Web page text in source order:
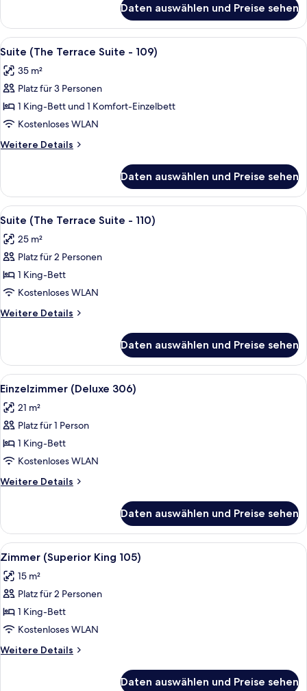
anzeigen
(The
Terrace
Suite
108)
Daten auswählen und Preise sehen
Alle
Fotos
für
Suite
(The
Terrace
Suite
-
anzeigen
Ein Hotelzimmer mit einem großen
6
Suite (The Terrace Suite - 109)
35 m²
Platz für 3 Personen
1 King-Bett und 1 Komfort-Einzelbett
Kostenloses WLAN
Weitere Details
Weitere
(The
Terrace
Suite
109)
Daten auswählen und Preise sehen
Alle
Fotos
für
Suite
(The
Terrace
Suite
-
anzeigen
Ein Schlafzimmer mit einem großen
3
Suite (The Terrace Suite - 110)
25 m²
Platz für 2 Personen
1 King-Bett
Kostenloses WLAN
Weitere Details
Weitere
(The
Terrace
Suite
110)
Daten auswählen und Preise sehen
Alle
Fotos
für
Einzelzimmer
(Deluxe
306)
anzeigen
Ein Schlafzimmer mit einem
4
Einzelzimmer (Deluxe 306)
21 m²
Platz für 1 Person
1 King-Bett
Kostenloses WLAN
Weitere Details
Weitere
(Deluxe
306)
Daten auswählen und Preise sehen
Alle
Fotos
für
Zimmer
(Superior
King
105)
anzeigen
Ein Schlafzimmer mit einem großen
7
Zimmer (Superior King 105)
15 m²
Platz für 2 Personen
1 King-Bett
Kostenloses WLAN
Weitere Details
Weitere
Daten auswählen und Preise sehen